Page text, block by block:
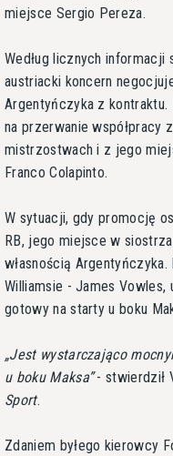
miejsce Sergio Pereza.
Według licznych informacji
austriacki koncern
Argentyńczyka z kontraktu.
na przerwanie współpracy
mistrzostwach i z jego
Franco Colapinto.
W sytuacji, gdy promocję
RB, jego miejsce w
własnością
Williamsie - James
gotowy na starty u boku
Jest wystarczająco
u boku Maksa - stwierdził
Sport.
Zdaniem byłego kierowcy